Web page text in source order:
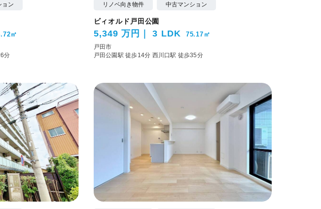
ョン
㎡
分
リノベ向き物件 中古マンション
ビィオルド戸田公園
5,349 万円 3 LDK 75.17㎡
戸田市
戸田公園駅 徒歩14分 西川口駅 徒歩35分